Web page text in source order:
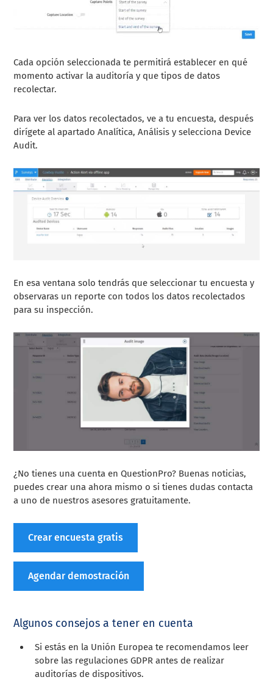
Cada opción seleccionada te permitirá establecer en qué
momento activar la auditoría y que tipos de datos
recolectar.
Para ver los datos recolectados, ve a tu encuesta, después
dirígete al apartado Analítica, Análisis y selecciona Device
Audit.
En esa ventana solo tendrás que seleccionar tu encuesta y
observaras un reporte con todos los datos recolectados
para su inspección.
¿No tienes una cuenta en QuestionPro? Buenas noticias,
puedes crear una ahora mismo o si tienes dudas contacta
a uno de nuestros asesores gratuitamente.
Crear encuesta gratis
Agendar demostración
Algunos consejos a tener en cuenta
Si estás en la Unión Europea te recomendamos leer
sobre las regulaciones GDPR antes de realizar
auditorías de dispositivos.